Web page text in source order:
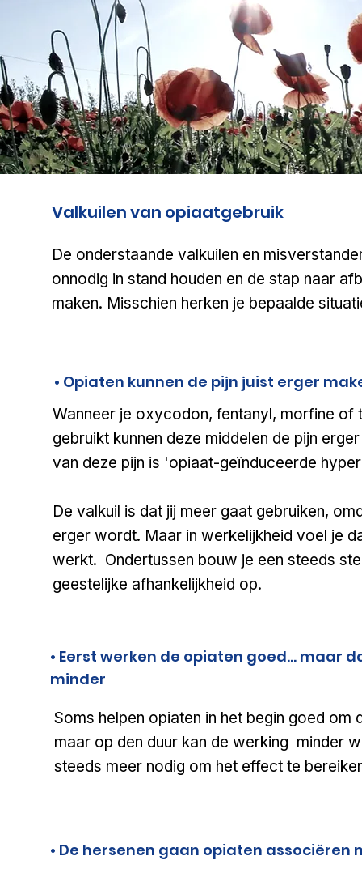
Valkuilen van opiaatgebruik
De onderstaande valkuilen en
onnodig in stand houden en de stap naar
maken. Misschien herken je bepaalde
• Opiaten kunnen de pijn juist erger
Wanneer je oxycodon, fentanyl, morfine of
gebruikt kunnen deze middelen de pijn
van deze pijn is 'opiaat-geïnduceerde
De valkuil is dat jij meer gaat gebruiken,
erger wordt. Maar in werkelijkheid voel je
werkt. Ondertussen bouw je een steeds
geestelijke afhankelijkheid op.
• Eerst werken de opiaten goed... maar
minder
Soms helpen opiaten in het begin goed om
maar op den duur kan de werking minder
steeds meer nodig om het effect te
• De hersenen gaan opiaten associëren